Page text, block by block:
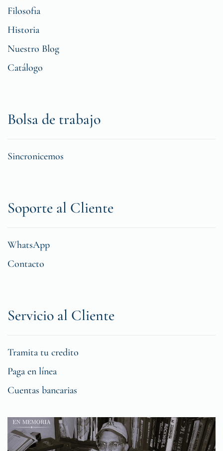
Filosofia
Historia
Nuestro Blog
Catálogo
Bolsa de trabajo
Sincronicemos
Soporte al Cliente
WhatsApp
Contacto
Servicio al Cliente
Tramita tu credito
Paga en línea
Cuentas bancarias